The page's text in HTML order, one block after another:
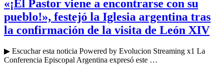
«¡El Pastor viene a encontrarse con su
pueblo!», festejó la Iglesia argentina tras
la confirmación de la visita de León XIV
▶ Escuchar esta noticia Powered by Evolucion Streaming x1 La
Conferencia Episcopal Argentina expresó este …